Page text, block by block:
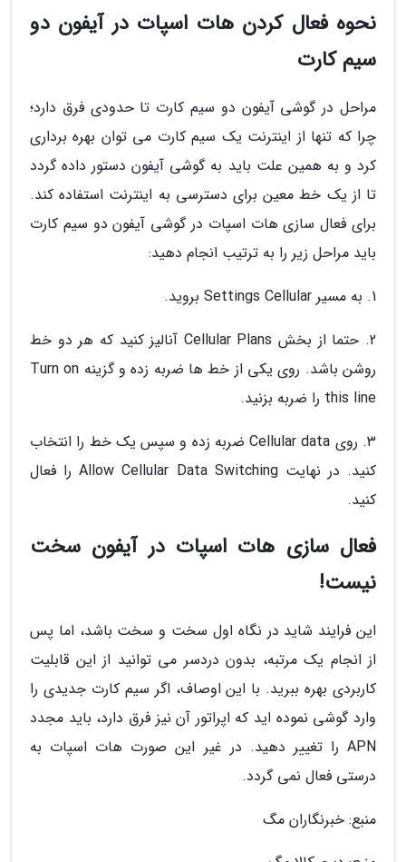
نحوه فعال کردن هات اسپات در آیفون دو
سیم کارت
مراحل در گوشی آیفون دو سیم کارت تا حدودی فرق دارد؛
چرا که تنها از اینترنت یک سیم کارت می توان بهره برداری
کرد و به همین علت باید به گوشی آیفون دستور داده گردد
تا از یک خط معین برای دسترسی به اینترنت استفاده کند.
برای فعال سازی هات اسپات در گوشی آیفون دو سیم کارت
باید مراحل زیر را به ترتیب انجام دهید:
1. به مسیر Settings Cellular بروید.
2. حتما از بخش Cellular Plans آنالیز کنید که هر دو خط
روشن باشد. روی یکی از خط ها ضربه زده و گزینه Turn on
this line را ضربه بزنید.
3. روی Cellular data ضربه زده و سپس یک خط را انتخاب
کنید. در نهایت Allow Cellular Data Switching را فعال
کنید.
فعال سازی هات اسپات در آیفون سخت
نیست!
این فرایند شاید در نگاه اول سخت و سخت باشد، اما پس
از انجام یک مرتبه، بدون دردسر می توانید از این قابلیت
کاربردی بهره ببرید. با این اوصاف، اگر سیم کارت جدیدی را
وارد گوشی نموده اید که اپراتور آن نیز فرق دارد، باید مجدد
APN را تغییر دهید. در غیر این صورت هات اسپات به
درستی فعال نمی گردد.
منبع: خبرنگاران مگ